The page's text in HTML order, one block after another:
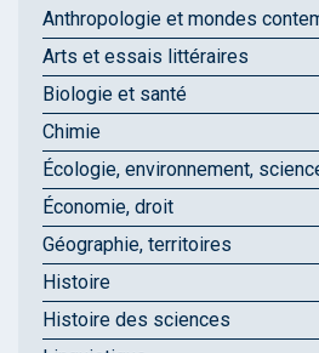
Anthropologie et mondes
Arts et essais littéraires
Biologie et santé
Chimie
Écologie, environnement,
Économie, droit
Géographie, territoires
Histoire
Histoire des sciences